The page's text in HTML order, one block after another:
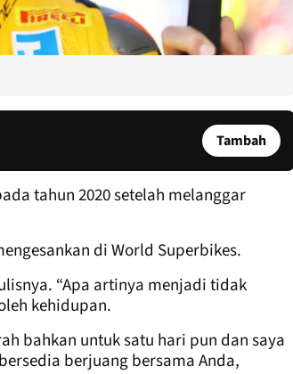
Tambah
tahun 2020 setelah melanggar
di World Superbikes.
“Apa artinya menjadi tidak
kehidupan.
bahkan untuk satu hari pun dan saya
berjuang bersama Anda,